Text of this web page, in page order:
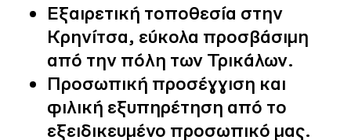
Εξαιρετική τοποθεσία στην
Κρηνίτσα, εύκολα προσβάσιμη
από την πόλη των Τρικάλων.
Προσωπική προσέγγιση και
φιλική εξυπηρέτηση από το
εξειδικευμένο προσωπικό μας.